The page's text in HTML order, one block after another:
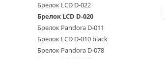
Брелок LCD D-022
Брелок LCD D-020
Брелок Pandora D-011
Брелок LCD D-010 black
Брелок Pandora D-078